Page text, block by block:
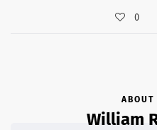
0
ABOUT
William